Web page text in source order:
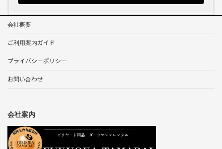
会社概要
ご利用案内ガイド
プライバシーポリシー
お問い合わせ
会社案内